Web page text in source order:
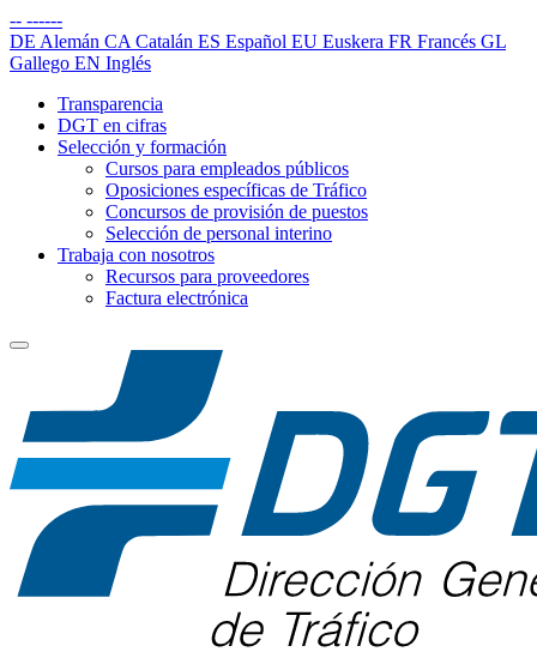
-- ------
DE Alemán CA Catalán ES Español EU Euskera FR Francés GL
Gallego EN Inglés
Transparencia
DGT en cifras
Selección y formación
Cursos para empleados públicos
Oposiciones específicas de Tráfico
Concursos de provisión de puestos
Selección de personal interino
Trabaja con nosotros
Recursos para proveedores
Factura electrónica